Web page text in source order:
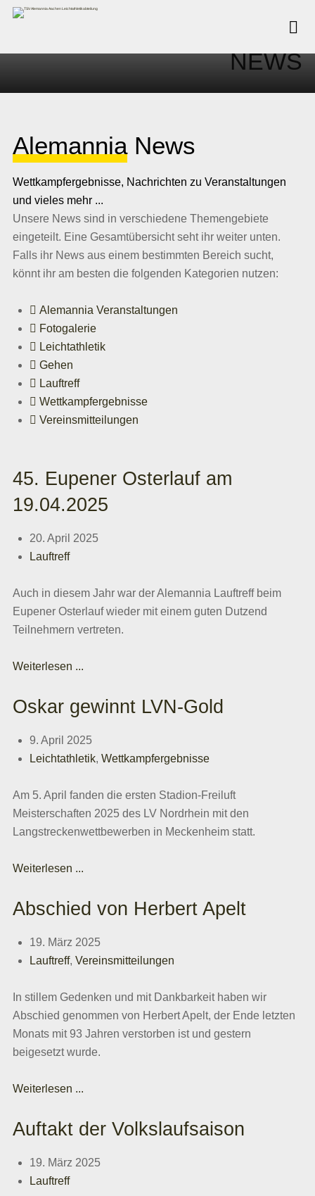
NEWS
AlemanniaNews
Wettkampfergebnisse, Nachrichten zu Veranstaltungen
und vieles mehr ...
Unsere News sind in verschiedene Themengebiete
eingeteilt. Eine Gesamtübersicht seht ihr weiter unten.
Falls ihr News aus einem bestimmten Bereich sucht,
könnt ihr am besten die folgenden Kategorien nutzen:
Alemannia Veranstaltungen
Fotogalerie
Leichtathletik
Gehen
Lauftreff
Wettkampfergebnisse
Vereinsmitteilungen
45. Eupener Osterlauf am
19.04.2025
20. April 2025
Lauftreff
Auch in diesem Jahr war der Alemannia Lauftreff beim
Eupener Osterlauf wieder mit einem guten Dutzend
Teilnehmern vertreten.
Weiterlesen ...
Oskar gewinnt LVN-Gold
9. April 2025
Leichtathletik, Wettkampfergebnisse
Am 5. April fanden die ersten Stadion-Freiluft
Meisterschaften 2025 des LV Nordrhein mit den
Langstreckenwettbewerben in Meckenheim statt.
Weiterlesen ...
Abschied von Herbert Apelt
19. März 2025
Lauftreff, Vereinsmitteilungen
In stillem Gedenken und mit Dankbarkeit haben wir
Abschied genommen von Herbert Apelt, der Ende letzten
Monats mit 93 Jahren verstorben ist und gestern
beigesetzt wurde.
Weiterlesen ...
Auftakt der Volkslaufsaison
19. März 2025
Lauftreff